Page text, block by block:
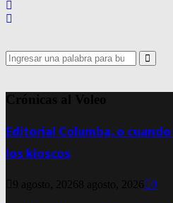
Search
for:
Search
Crónicas al Voleo
Editorial Columba, o
los kioscos
9 agosto, 20268 agosto, 2026 0